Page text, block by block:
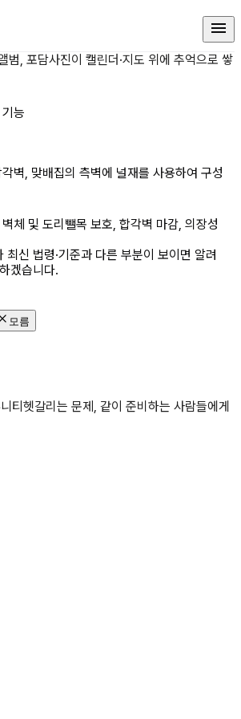
: 개념과 기능 상세 페
범, 포담사진이 캘린더·지도 위에 추억으로 쌓
능
벽, 맞배집의 측벽에 널재를 사용하여 구성
체 및 도리뺄목 보호, 합각벽 마감, 의장성
최신 법령·기준과 다른 부분이 보이면 알려
겠습니다.
모름
티헷갈리는 문제, 같이 준비하는 사람들에게